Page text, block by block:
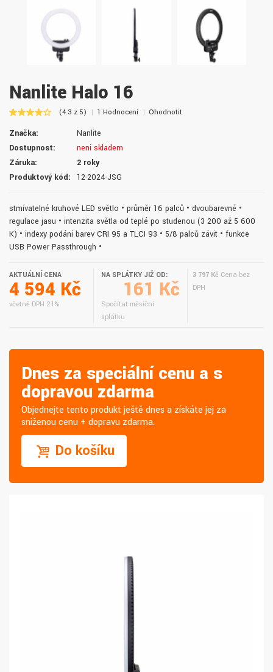
Nanlite Halo 16
(4.3 z 5) 1 Hodnocení Ohodnotit
Značka:
Nanlite
Dostupnost:
není skladem
Záruka:
2 roky
Produktový kód:
12-2024-JSG
stmívatelné kruhové LED světlo • průměr 16 palců • dvoubarevné •
regulace jasu • intenzita světla od teplé po studenou (3 200 až 5 600
K) • indexy podání barev CRI 95 a TLCI 93 • 5/8 palců závit • funkce
USB Power Passthrough •
AKTUÁLNÍ CENA
4 594 Kč
včetně DPH 21%
NA SPLÁTKY JIŽ OD:
161 Kč
Spočítat měsíční
splátku
3 797 Kč Cena bez
DPH
Dnes za speciální cenu a s
dopravou zdarma
Objednejte tento produkt ještě dnes a získáte jej za
sníženou cenu + dopravu zdarma.
Do košíku